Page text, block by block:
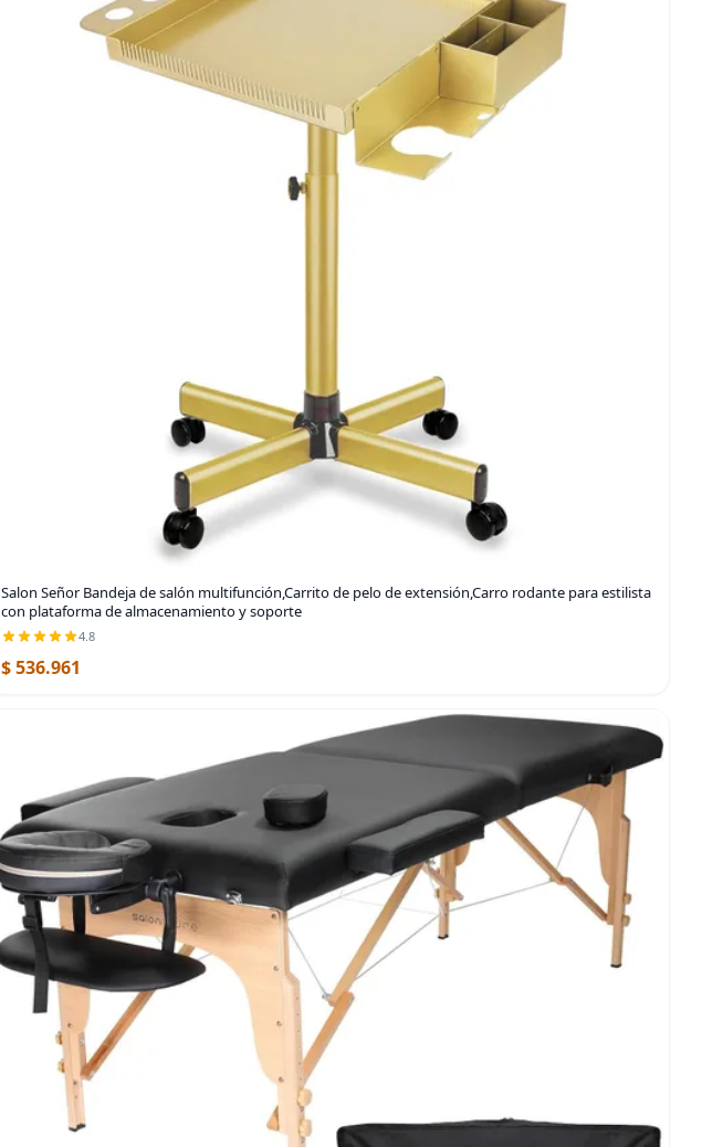
Salon Señor Bandeja de salón multifunción,Carrito de pelo de extensión,Carro rodante para estilista
con plataforma de almacenamiento y soporte
4.8
$ 536.961